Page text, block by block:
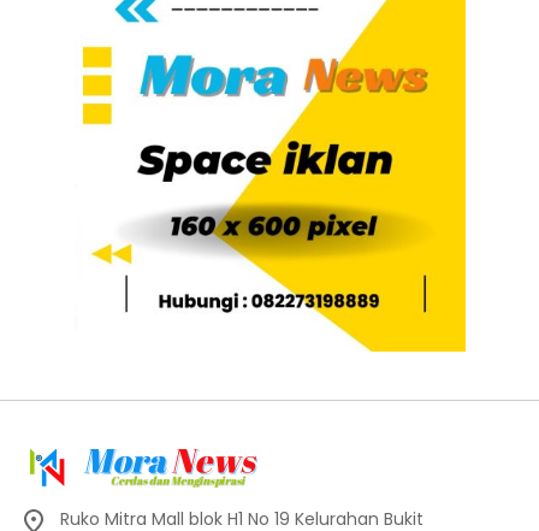
Ruko Mitra Mall blok H1 No 19 Kelurahan Bukit